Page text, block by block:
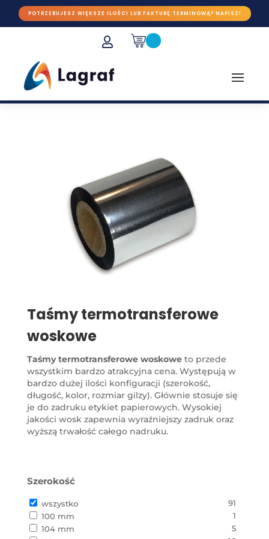
POTRZEBUJESZ WIĘKSZE ILOŚCI LUB FAKTURĘ TERMINOWĄ? NAPISZ!

Taśmy termotransferowe
woskowe
Taśmy termotransferowe woskoweto przede
wszystkim bardzo atrakcyjna cena. Występują w
bardzo dużej ilości konfiguracji (szerokość,
długość, kolor, rozmiar gilzy). Głównie stosuje się
je do zadruku etykiet papierowych. Wysokiej
jakości wosk zapewnia wyraźniejszy zadruk oraz
wyższą trwałość całego nadruku.
Szerokość
wszystko
91
100 mm
1
104 mm
5